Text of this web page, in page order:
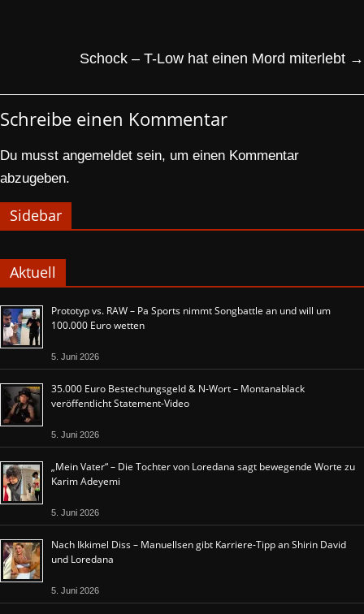
Schock – T-Low hat einen Mord miterlebt →
Schreibe einen Kommentar
Du musst angemeldet sein, um einen Kommentar
abzugeben.
Sidebar
Aktuell
Prototyp vs. RAW – Pa Sports nimmt Songbattle an und will um
100.000 Euro wetten
5. Juni 2026
35.000 Euro Bestechungsgeld & N-Wort – Montanablack
veröffentlicht Statement-Video
5. Juni 2026
„Mein Vater“ – Die Tochter von Loredana sagt bewegende Worte zu
Karim Adeyemi
5. Juni 2026
Nach Ikkimel Diss – Manuellsen gibt Karriere-Tipp an Shirin David
und Loredana
5. Juni 2026